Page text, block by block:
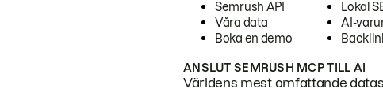
Semrush API
Våra data
Boka en demo
Lokal
AI-
ANSLUT SEMRUSH MCP TILL AI
Världens mest omfattande